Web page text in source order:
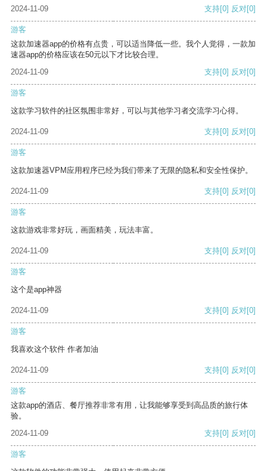
2024-11-09 支持[0] 反对[0]
游客
这款加速器app的价格有点贵，可以适当降低一些。我个人觉得，一款加
速器app的价格应该在50元以下才比较合理。
2024-11-09
支持[0] 反对[0]
游客
这款学习软件的社区氛围非常好，可以与其他学习者交流学习心得。
2024-11-09 支持[0] 反对[0]
游客
这款加速器VPM应用程序已经为我们带来了无限的隐私和安全性保护。
2024-11-09 支持[0] 反对[0]
游客
这款游戏非常好玩，画面精美，玩法丰富。
2024-11-09 支持[0] 反对[0]
游客
这个是app神器
2024-11-09 支持[0] 反对[0]
游客
我喜欢这个软件 作者加油
2024-11-09 支持[0] 反对[0]
游客
这款app的酒店、餐厅推荐非常有用，让我能够享受到高品质的旅行体
验。
2024-11-09
支持[0] 反对[0]
游客